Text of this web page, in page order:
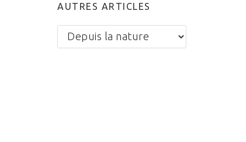
AUTRES ARTICLES
Autres
articles